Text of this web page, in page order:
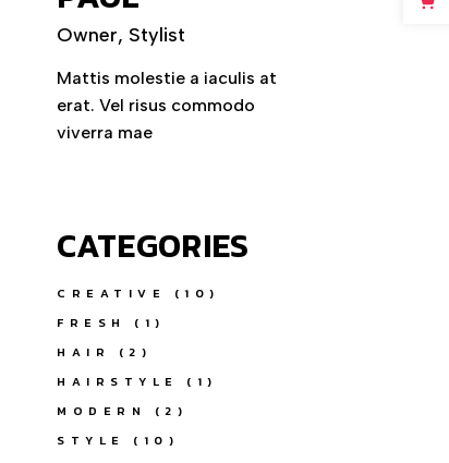
Owner, Stylist
Mattis molestie a iaculis at
erat. Vel risus commodo
viverra mae
CATEGORIES
CREATIVE
(10)
FRESH
(1)
HAIR
(2)
HAIRSTYLE
(1)
MODERN
(2)
STYLE
(10)